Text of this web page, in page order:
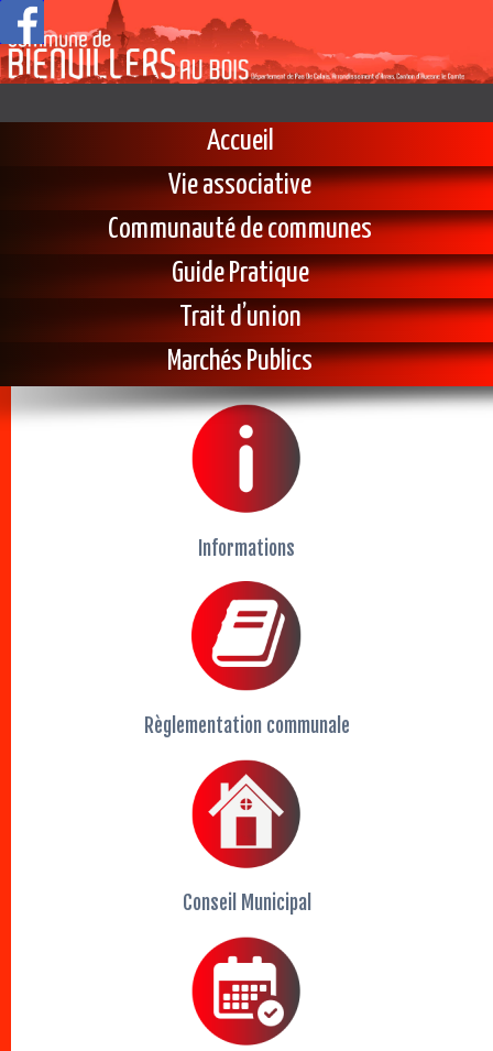
Accueil
Vie associative
Communauté de communes
Guide Pratique
Trait d’union
Marchés Publics
Informations
Règlementation communale
Conseil Municipal